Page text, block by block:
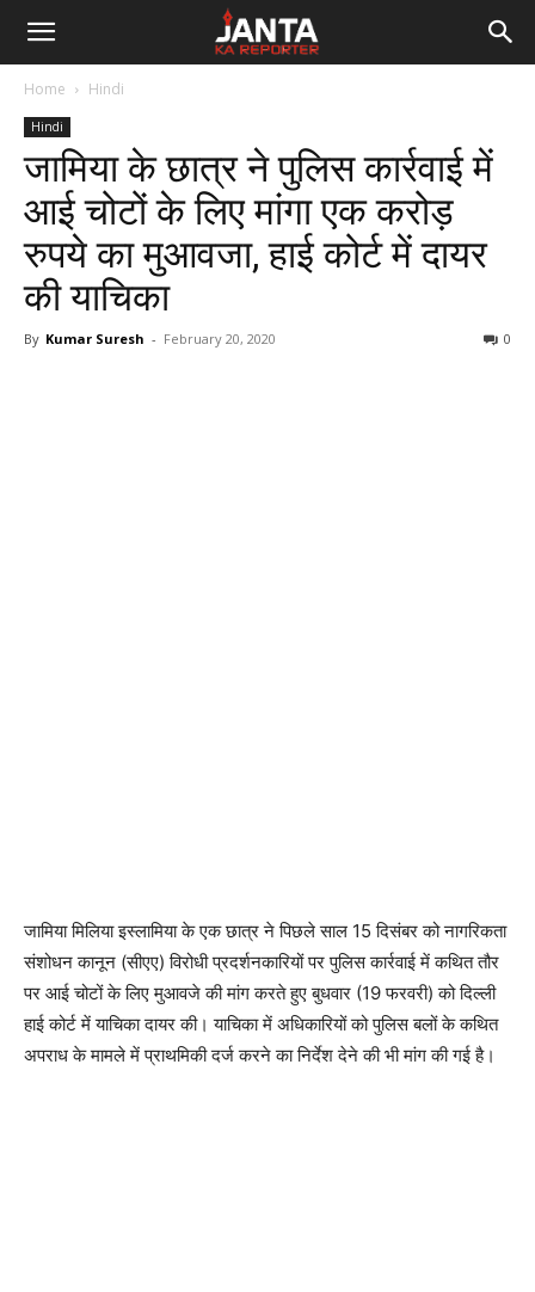
Janta
Reporter
Home Hindi
Hindi
जामिया के छात्र ने पुलिस कार्रवाई में
आई चोटों के लिए मांगा एक करोड़
रुपये का मुआवजा, हाई कोर्ट में दायर
की याचिका
By Kumar Suresh - February 20, 2020 0
जामिया मिलिया इस्लामिया के एक छात्र ने पिछले साल 15 दिसंबर को नागरिकता
संशोधन कानून (सीएए) विरोधी प्रदर्शनकारियों पर पुलिस कार्रवाई में कथित तौर
पर आई चोटों के लिए मुआवजे की मांग करते हुए बुधवार (19 फरवरी) को दिल्ली
हाई कोर्ट में याचिका दायर की। याचिका में अधिकारियों को पुलिस बलों के कथित
अपराध के मामले में प्राथमिकी दर्ज करने का निर्देश देने की भी मांग की गई है।